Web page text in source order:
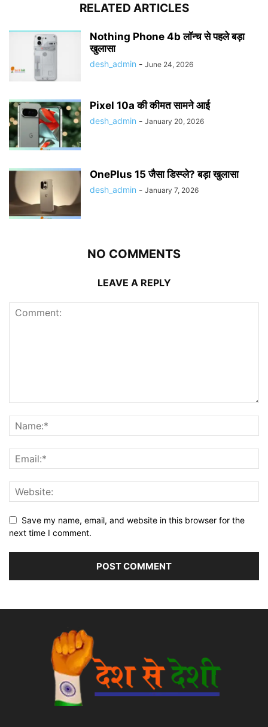
RELATED ARTICLES
Nothing Phone 4b लॉन्च से पहले बड़ा
खुलासा
desh_admin - June 24, 2026
Pixel 10a की कीमत सामने आई
desh_admin - January 20, 2026
OnePlus 15 जैसा डिस्प्ले? बड़ा खुलासा
desh_admin - January 7, 2026
NO COMMENTS
LEAVE A REPLY
Save my name, email, and website in this browser for the
next time I comment.